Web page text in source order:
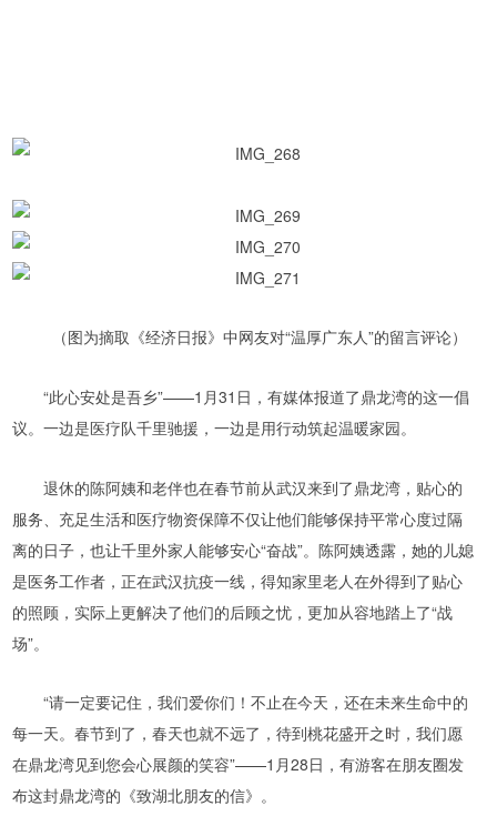
（图为摘取《经济日报》中网友对“温厚广东人”的留言评论）
“此心安处是吾乡”——1月31日，有媒体报道了鼎龙湾的这一倡
议。一边是医疗队千里驰援，一边是用行动筑起温暖家园。
退休的陈阿姨和老伴也在春节前从武汉来到了鼎龙湾，贴心的
服务、充足生活和医疗物资保障不仅让他们能够保持平常心度过隔
离的日子，也让千里外家人能够安心“奋战”。陈阿姨透露，她的儿媳
是医务工作者，正在武汉抗疫一线，得知家里老人在外得到了贴心
的照顾，实际上更解决了他们的后顾之忧，更加从容地踏上了“战
场”。
“请一定要记住，我们爱你们！不止在今天，还在未来生命中的
每一天。春节到了，春天也就不远了，待到桃花盛开之时，我们愿
在鼎龙湾见到您会心展颜的笑容”——1月28日，有游客在朋友圈发
布这封鼎龙湾的《致湖北朋友的信》。